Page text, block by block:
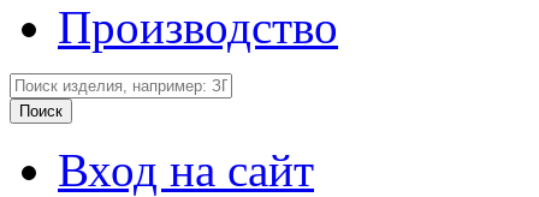
Производство
Вход на сайт